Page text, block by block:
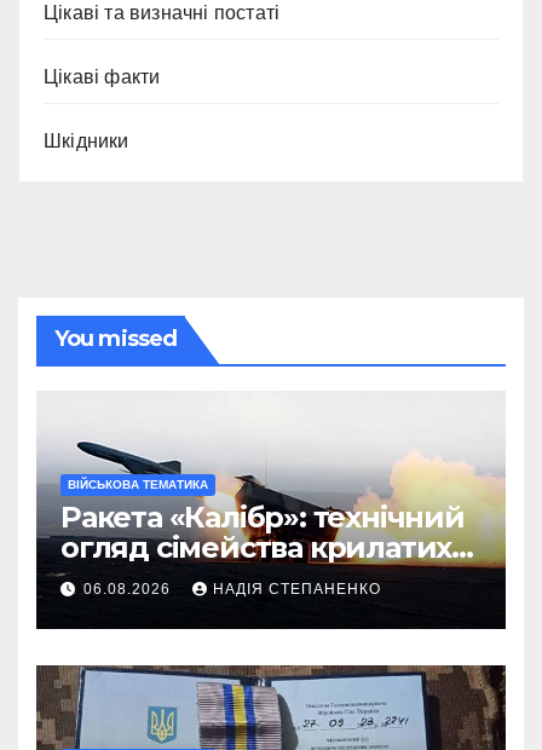
Цікаві та визначні постаті
Цікаві факти
Шкідники
You missed
ВІЙСЬКОВА ТЕМАТИКА
Ракета «Калібр»: технічний
огляд сімейства крилатих
ракет
06.08.2026 НАДІЯ СТЕПАНЕНКО